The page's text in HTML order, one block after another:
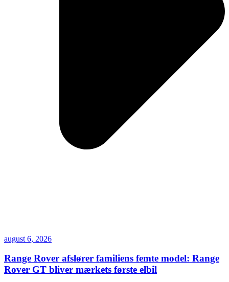
august 6, 2026
Range Rover afslører familiens femte model: Range
Rover GT bliver mærkets første elbil